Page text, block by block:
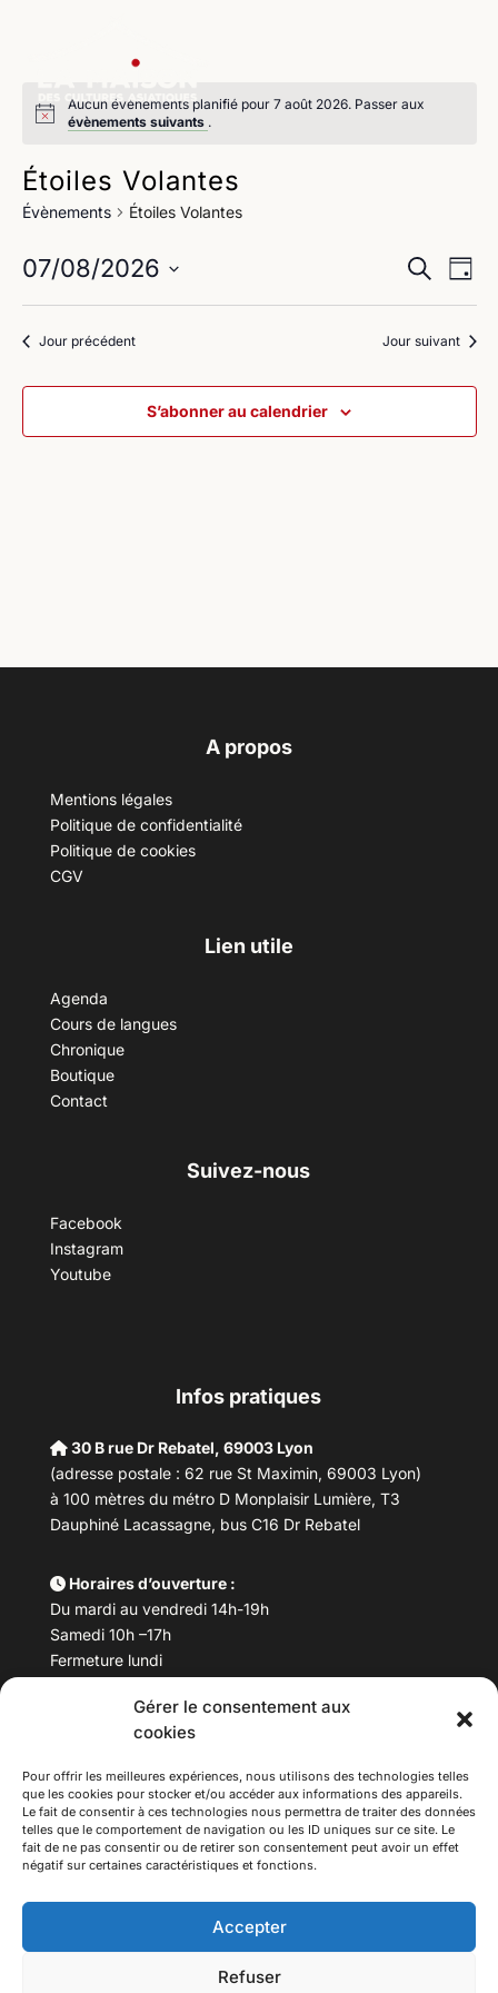
Gérer le consentement aux
cookies
Pour offrir les meilleures expériences, nous utilisons des technologies telles
que les cookies pour stocker et/ou accéder aux informations des appareils.
Le fait de consentir à ces technologies nous permettra de traiter des données
telles que le comportement de navigation ou les ID uniques sur ce site. Le
fait de ne pas consentir ou de retirer son consentement peut avoir un effet
négatif sur certaines caractéristiques et fonctions.
Accepter
Refuser
Aucun évènements planifié pour 7 août 2026. Passer aux
évènements suivants .
Étoiles Volantes
Évènements Étoiles Volantes
et
de
vues
Recherche
de
Jour
07/08/2026
date.Jour précédent Jour suivant
S’abonner au calendrier
A propos
Mentions légales
Politique de confidentialité
Politique de cookies
CGV
Lien utile
Agenda
Cours de langues
Chronique
Boutique
Contact
Suivez-nous
Facebook
Instagram
Youtube
Infos pratiques
30 B rue Dr Rebatel, 69003 Lyon
(adresse postale : 62 rue St Maximin, 69003 Lyon)
à 100 mètres du métro D Monplaisir Lumière, T3
Dauphiné Lacassagne, bus C16 Dr Rebatel
Horaires d’ouverture :
Du mardi au vendredi 14h-19h
Samedi 10h –17h
Fermeture lundi
Téléphone : 04 78 53 06 40
maisondesculturesasiatiques@asiexpo.com